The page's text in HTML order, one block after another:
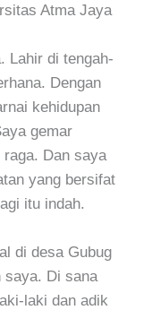
Atma Jaya
Lahir di tengah-
Dengan
kehidupan
gemar
Dan saya
yang bersifat
itu indah.
di desa Gubug
saya. Di sana
laki dan adik